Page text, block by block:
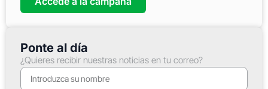
Ponte al día
¿Quieres recibir nuestras noticias en tu correo?